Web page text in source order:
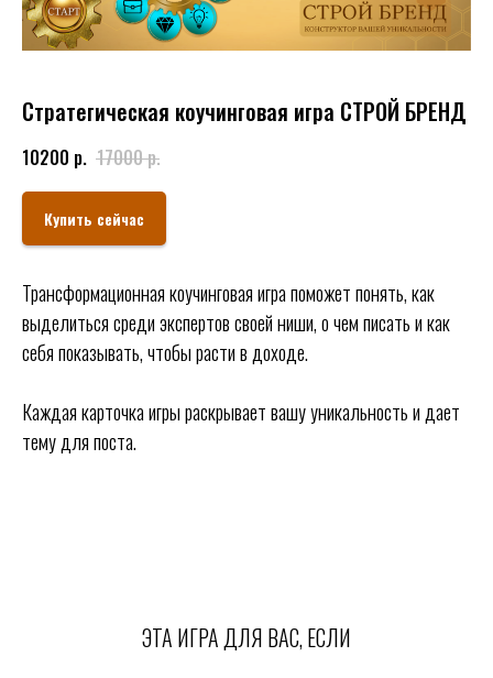
Стратегическая коучинговая игра СТРОЙ БРЕНД
10200 р. 17000р.
Купить сейчас
Трансформационная коучинговая игра поможет понять, как
выделиться среди экспертов своей ниши, о чем писать и как
себя показывать, чтобы расти в доходе.
Каждая карточка игры раскрывает вашу уникальность и дает
тему для поста.
ЭТА ИГРА ДЛЯ ВАС, ЕСЛИ